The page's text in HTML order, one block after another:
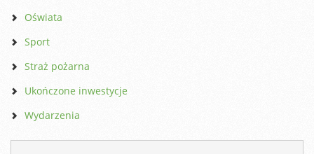
Oświata
Sport
Straż pożarna
Ukończone inwestycje
Wydarzenia